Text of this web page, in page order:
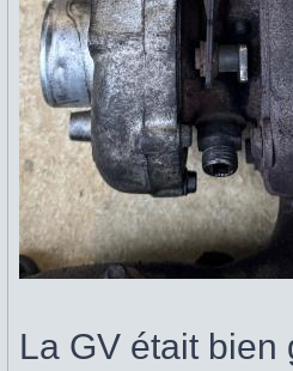
La GV était